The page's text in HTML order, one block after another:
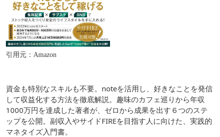
引用元：Amazon
資金も特別なスキルも不要。noteを活用し、好きなことを発信
して収益化する方法を徹底解説。趣味のカフェ巡りから年収
1000万円を達成した著者が、ゼロから成果を出す６つのステ
ップを公開。副収入やサイドFIREを目指す人に向けた、実践的
マネタイズ入門書。